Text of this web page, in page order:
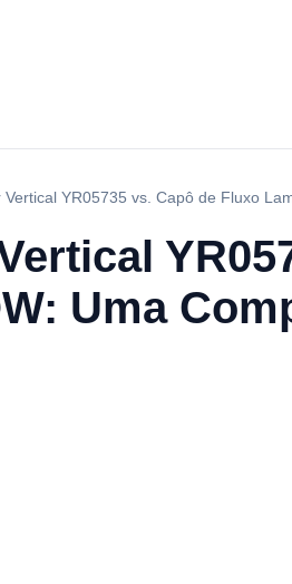
YR05735 vs. Capô de Fluxo
Uma